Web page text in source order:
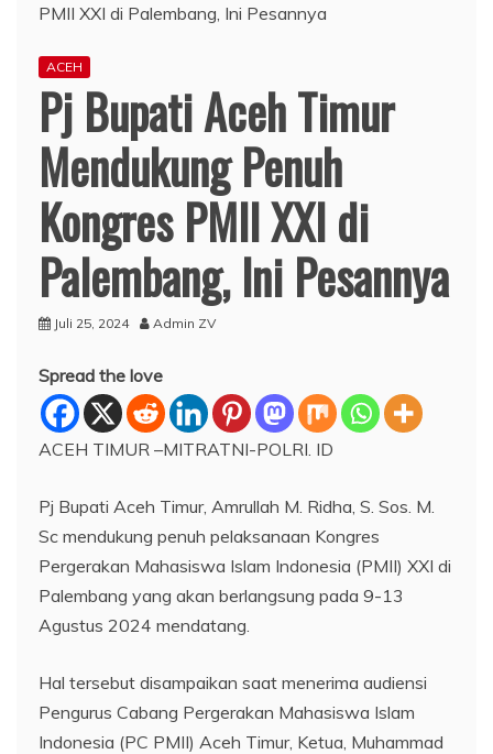
ACEH
Pj Bupati Aceh Timur
Mendukung Penuh
Kongres PMII XXI di
Palembang, Ini Pesannya
Juli 25, 2024 Admin ZV
Spread the love
ACEH TIMUR –MITRATNI-POLRI. ID
Pj Bupati Aceh Timur, Amrullah M. Ridha, S. Sos. M.
Sc mendukung penuh pelaksanaan Kongres
Pergerakan Mahasiswa Islam Indonesia (PMII) XXI di
Palembang yang akan berlangsung pada 9-13
Agustus 2024 mendatang.
Hal tersebut disampaikan saat menerima audiensi
Pengurus Cabang Pergerakan Mahasiswa Islam
Indonesia (PC PMII) Aceh Timur, Ketua, Muhammad